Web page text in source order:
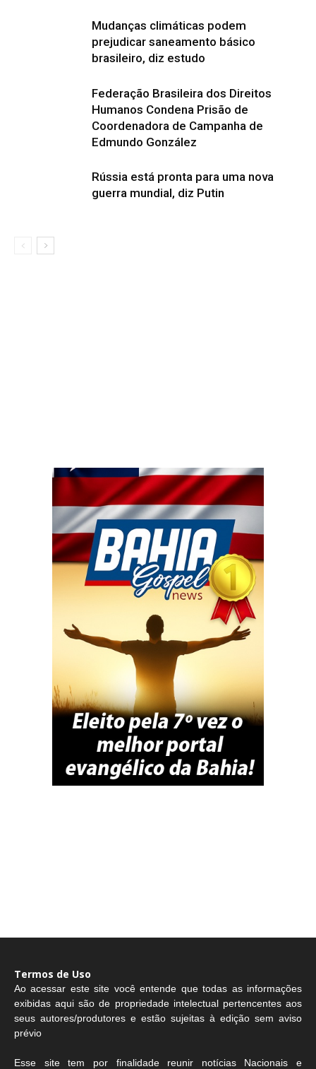
Mudanças climáticas podem
prejudicar saneamento básico
brasileiro, diz estudo
Federação Brasileira dos Direitos
Humanos Condena Prisão de
Coordenadora de Campanha de
Edmundo González
Rússia está pronta para uma nova
guerra mundial, diz Putin
Termos de Uso
Ao acessar este site você entende que todas as informações
exibidas aqui são de propriedade intelectual pertencentes aos
seus autores/produtores e estão sujeitas à edição sem aviso
prévio
Esse site tem por finalidade reunir notícias Nacionais e